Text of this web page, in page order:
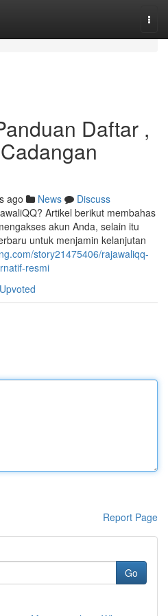
Daftar ,
ago News
Discuss
Artikel berikut membahas
akun Anda, selain itu
untuk menjamin kelanjutan
story21475406/rajawaliqq-
resmi
Report Page
Go